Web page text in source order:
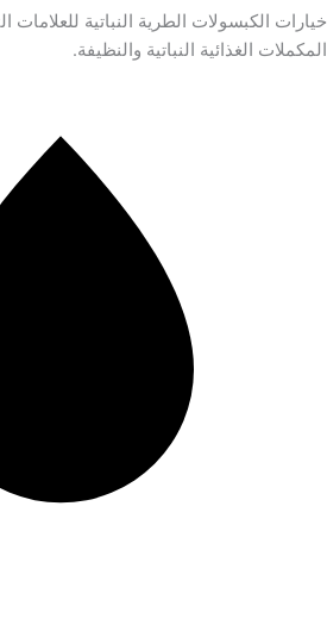
خيارات الكبسولات الطرية النباتية
المكملات الغذائية النباتية والنظيفة.